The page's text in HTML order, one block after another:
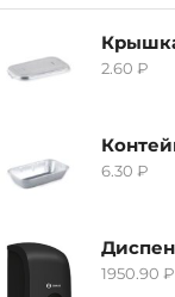
2.60 ₽
6.30 ₽
1950.90 ₽